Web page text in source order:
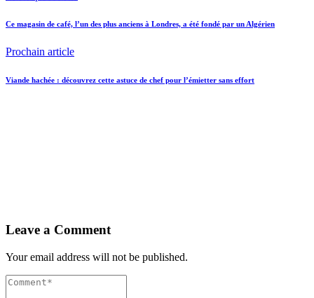
Ce magasin de café, l’un des plus anciens à Londres, a été fondé par un Algérien
Prochain article
Viande hachée : découvrez cette astuce de chef pour l’émietter sans effort
Leave a Comment
Your email address will not be published.